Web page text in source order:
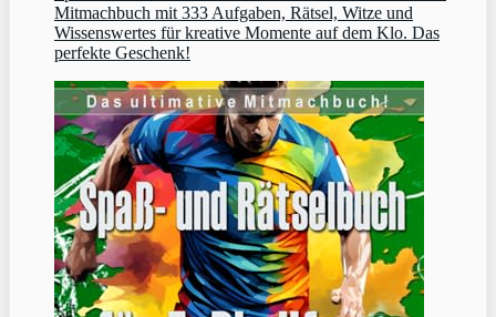
Mitmachbuch mit 333 Aufgaben, Rätsel, Witze und
Wissenswertes für kreative Momente auf dem Klo. Das
perfekte Geschenk!